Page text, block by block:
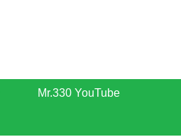
Mr.330 YouTube